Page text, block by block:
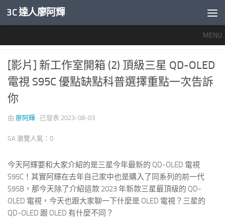
內文下方
3C 達人廖阿輝
MENU
0
[影片] 新工作室開箱 (2) 頂級三星 QD-OLED
電視 S95C 優點缺點科普選擇重點一次告訴
你
由 廖阿輝 · 已發表 2023-08-03
GA 瀏覽人氣：0
今天阿輝要和大家介紹的是三星今年最新的 QD-OLED 電視
S95C！其實阿輝在去年自己家中也是購入了同系列的前一代
S95B，那今天除了介紹這款 2023 年新款三星最頂級的 QD-
OLED 電視，今天也跟大家聊一下什麼是 OLED 電視？三星的
QD-OLED 跟 OLED 有什麼不同？